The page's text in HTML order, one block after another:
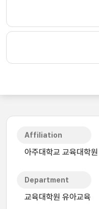
Affiliation
아주대학교 교육대학원
Department
교육대학원 유아교육